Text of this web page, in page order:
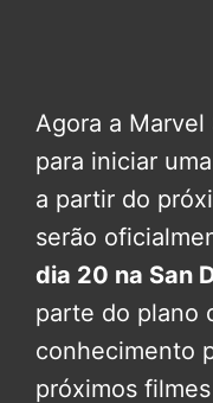
Agora a Marvel
para iniciar
a partir do
serão
dia 20 na San
parte do plano
conhecimento
próximos